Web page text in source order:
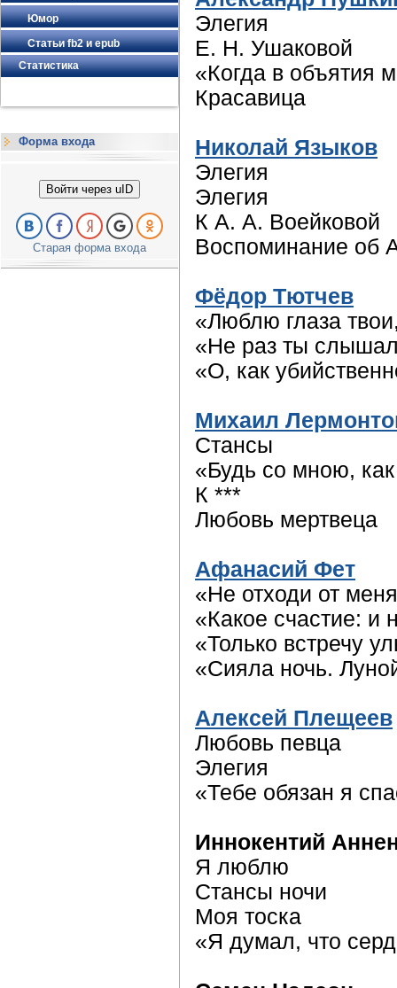
Юмор
Статьи fb2 и epub
Статистика
Форма входа
Войти через uID
Старая форма входа
Элегия
Е. Н. Ушаковой
«Когда в объятия
Красавица
Николай Языков
Элегия
Элегия
К А. А. Воейковой
Воспоминание об
Фёдор Тютчев
«Люблю глаза
«Не раз ты
«О, как
Михаил
Стансы
«Будь со мною,
К ***
Любовь мертвеца
Афанасий Фет
«Не отходи от
«Какое счастие: и
«Только встречу
«Сияла ночь.
Алексей Плещеев
Любовь певца
Элегия
«Тебе обязан я
Иннокентий
Я люблю
Стансы ночи
Моя тоска
«Я думал, что